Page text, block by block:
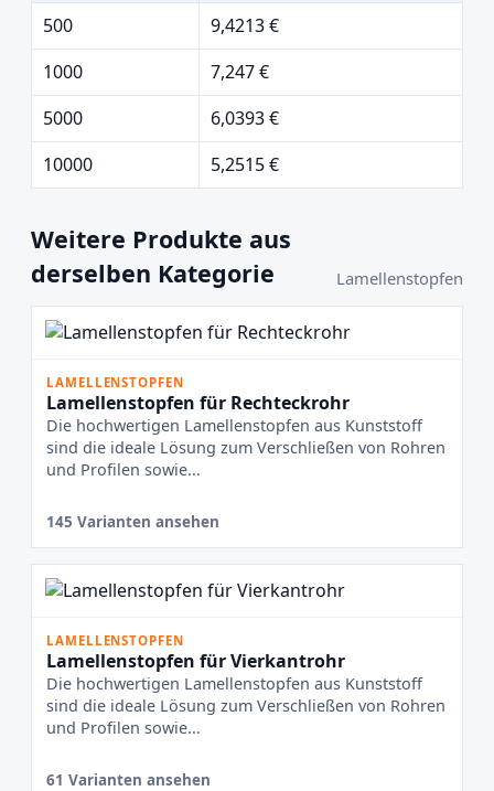
500
9,4213 €
1000
7,247 €
5000
6,0393 €
10000
5,2515 €
Weitere Produkte aus
derselben Kategorie
Lamellenstopfen
LAMELLENSTOPFEN
Lamellenstopfen für Rechteckrohr
Die hochwertigen Lamellenstopfen aus Kunststoff
sind die ideale Lösung zum Verschließen von Rohren
und Profilen sowie...
145 Varianten ansehen
LAMELLENSTOPFEN
Lamellenstopfen für Vierkantrohr
Die hochwertigen Lamellenstopfen aus Kunststoff
sind die ideale Lösung zum Verschließen von Rohren
und Profilen sowie...
61 Varianten ansehen